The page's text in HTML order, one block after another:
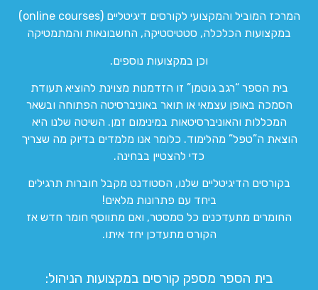
המרכז המוביל והמקצועי לקורסים דיגיטליים (online courses)
במקצועות הכלכלה, סטטיסטיקה, החשבונאות והמתמטיקה
וכן במקצועות נוספים.
בית הספר “רגב גוטמן” זו הזדמנות מצוינת להוציא תעודת
הסמכה באופן עצמאי או תואר באוניברסיטה הפתוחה ובשאר
המכללות והאוניברסיטאות במינימום זמן. השיטה שלנו היא
הוצאת ה”טפל” מהלימוד. כלומר אנו מלמדים בדיוק מה שצריך
כדי להצטיין בבחינה.
בקורסים הדיגיטליים שלנו, הסטודנט מקבל חוברות תרגילים
ביחד עם פתרונות מלאים!
החומרים מתעדכנים כל סמסטר, ואם מתווסף חומר חדש אז
הקורס מתעדכן יחד איתו.
בית הספר מספק קורסים במקצועות הניהול: